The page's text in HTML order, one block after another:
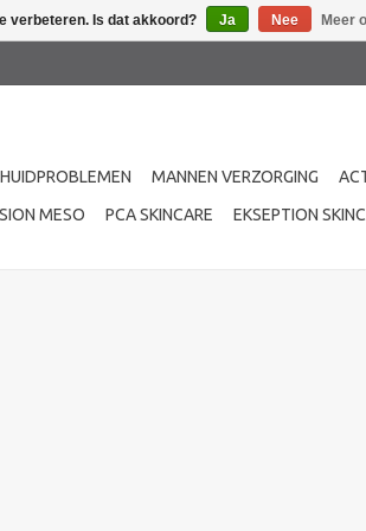
HUIDPROBLEMEN MANNEN VERZORGING
MESO PCA SKINCARE EKSEPTION
verbeteren. Is dat akkoord? Ja Nee Meer